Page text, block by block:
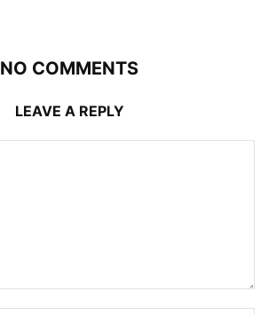
NO COMMENTS
LEAVE A REPLY